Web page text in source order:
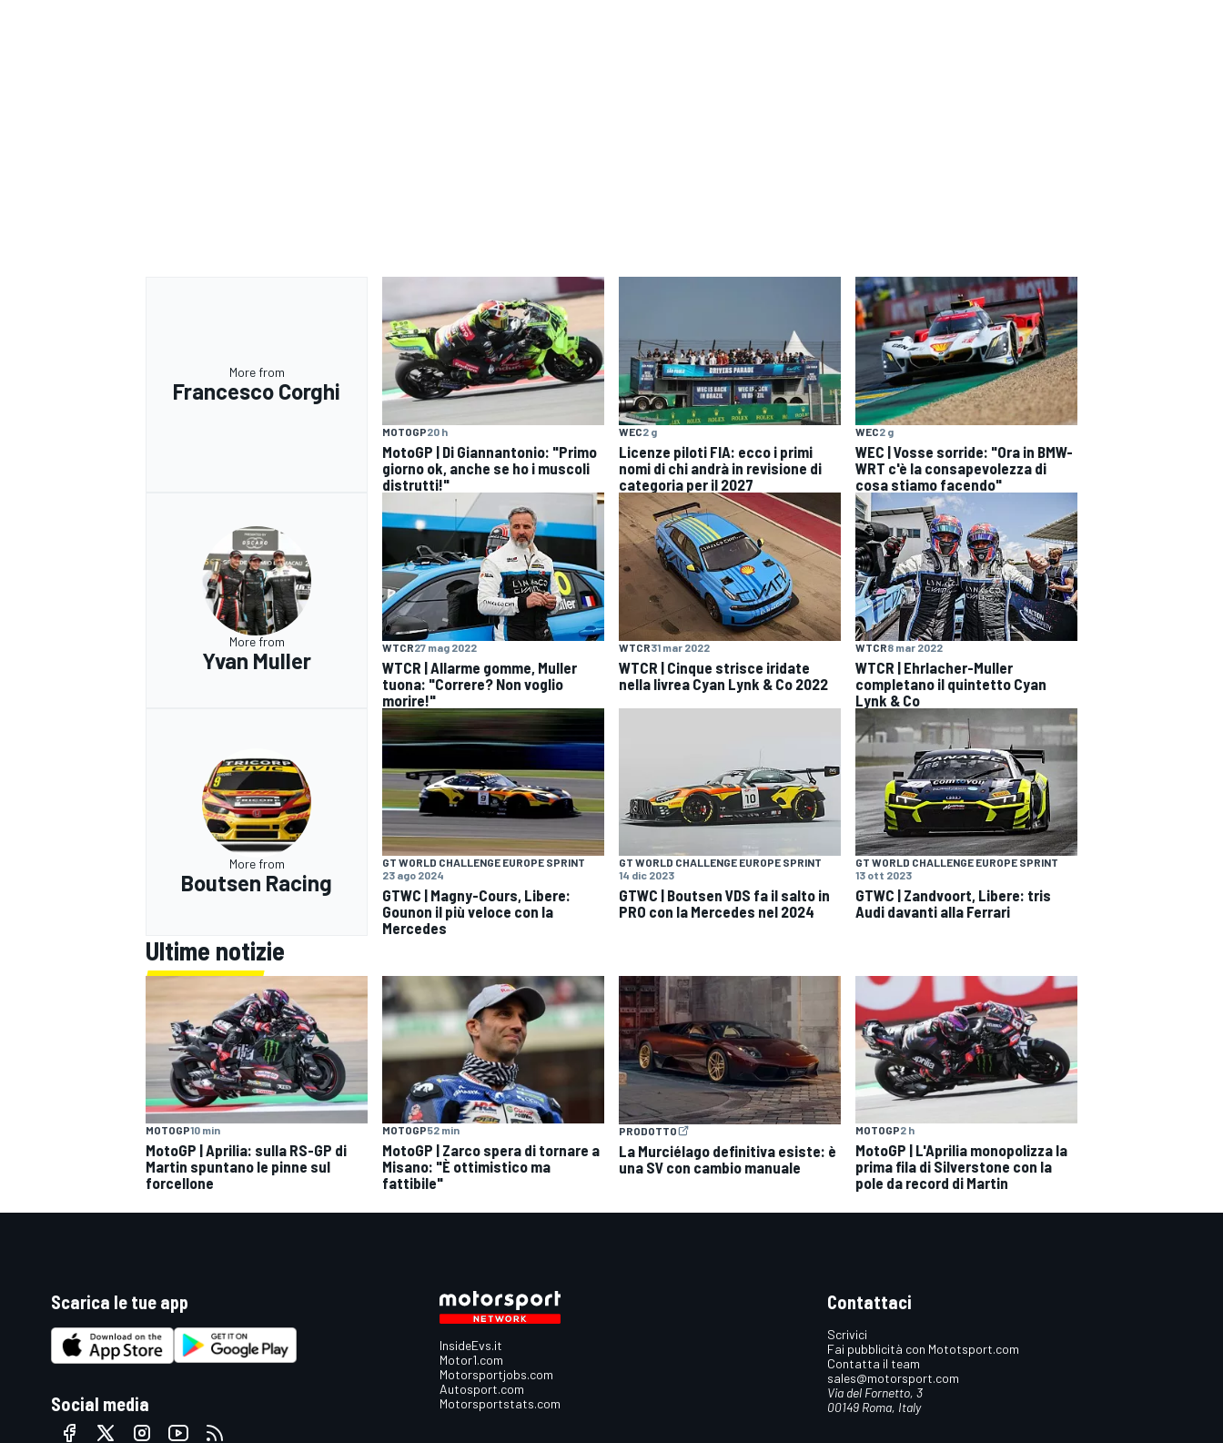
MONOMARCA
RALLY
More from
Francesco Corghi
MOTOGP20 h
MotoGP | Di Giannantonio: "Primo
giorno ok, anche se ho i muscoli
distrutti!"
WEC2 g
Licenze piloti FIA: ecco i primi
nomi di chi andrà in revisione di
categoria per il 2027
WEC2 g
WEC | Vosse sorride: "Ora in BMW-
WRT c'è la consapevolezza di
cosa stiamo facendo"
More from
Yvan Muller
WTCR27 mag 2022
WTCR | Allarme gomme, Muller
tuona: "Correre? Non voglio
morire!"
WTCR31 mar 2022
WTCR | Cinque strisce iridate
nella livrea Cyan Lynk & Co 2022
WTCR8 mar 2022
WTCR | Ehrlacher-Muller
completano il quintetto Cyan
Lynk & Co
More from
Boutsen Racing
GT WORLD CHALLENGE EUROPE SPRINT
23 ago 2024
GTWC | Magny-Cours, Libere:
Gounon il più veloce con la
Mercedes
GT WORLD CHALLENGE EUROPE SPRINT
14 dic 2023
GTWC | Boutsen VDS fa il salto in
PRO con la Mercedes nel 2024
GT WORLD CHALLENGE EUROPE SPRINT
13 ott 2023
GTWC | Zandvoort, Libere: tris
Audi davanti alla Ferrari
Ultime notizie
MOTOGP10 min
MotoGP | Aprilia: sulla RS-GP di
Martin spuntano le pinne sul
forcellone
MOTOGP52 min
MotoGP | Zarco spera di tornare a
Misano: "È ottimistico ma
fattibile"
PRODOTTO
La Murciélago definitiva esiste: è
una SV con cambio manuale
MOTOGP2 h
MotoGP | L'Aprilia monopolizza la
prima fila di Silverstone con la
pole da record di Martin
Scarica le tue app
Social media
InsideEvs.it
Motor1.com
Motorsportjobs.com
Autosport.com
Motorsportstats.com
Contattaci
Scrivici
Fai pubblicità con Mototsport.com
Contatta il team
sales@motorsport.com
Via del Fornetto, 3
00149 Roma, Italy